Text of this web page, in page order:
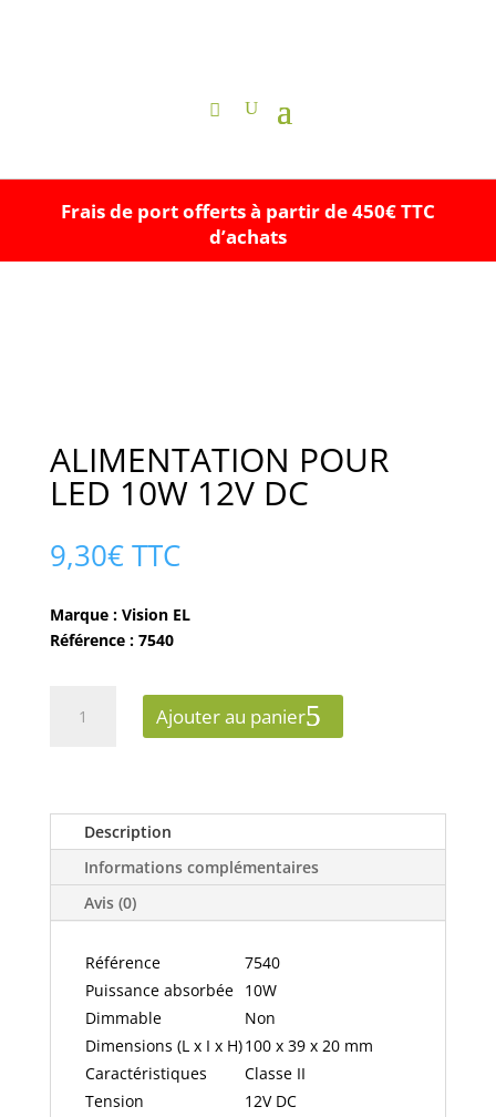
Frais de port offerts à partir de 450€ TTC
d’achats
ALIMENTATION POUR
LED 10W 12V DC
9,30€ TTC
Marque : Vision EL
Référence : 7540
12V
Ajouter au panier
Description
Informations complémentaires
Avis (0)
Référence
7540
Puissance absorbée 10W
Dimmable
Non
Dimensions (L x I x H)100 x 39 x 20 mm
Caractéristiques
Classe II
Tension
12V DC